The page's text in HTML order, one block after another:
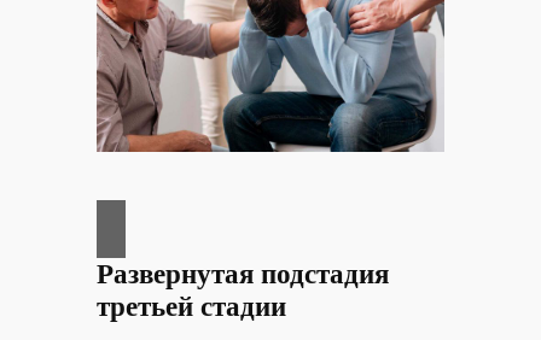
Развернутая подстадия
третьей стадии